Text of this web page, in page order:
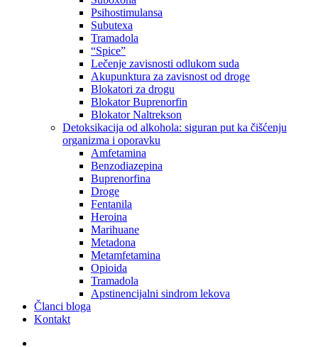
Psihostimulansa
Subutexa
Tramadola
“Spice”
Lečenje zavisnosti odlukom suda
Akupunktura za zavisnost od droge
Blokatori za drogu
Blokator Buprenorfin
Blokator Naltrekson
Detoksikacija od alkohola: siguran put ka čišćenju
organizma i oporavku
Amfetamina
Benzodiazepina
Buprenorfina
Droge
Fentanila
Heroina
Marihuane
Metadona
Metamfetamina
Opioida
Tramadola
Apstinencijalni sindrom lekova
Članci bloga
Kontakt